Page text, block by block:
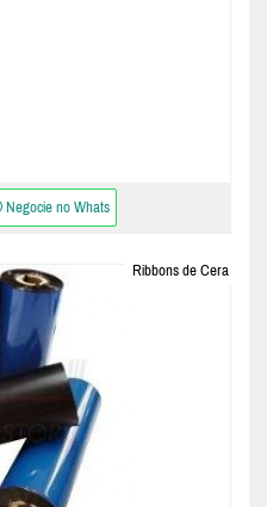
Negocie no Whats
Ribbons de Cera